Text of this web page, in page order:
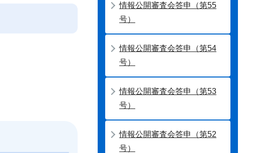
情報公開審査会答申（第55
号）
情報公開審査会答申（第54
号）
情報公開審査会答申（第53
号）
情報公開審査会答申（第52
号）